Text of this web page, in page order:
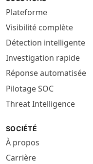
Plateforme
Visibilité complète
Détection intelligente
Investigation rapide
Réponse automatisée
Pilotage SOC
Threat Intelligence
SOCIÉTÉ
À propos
Carrière